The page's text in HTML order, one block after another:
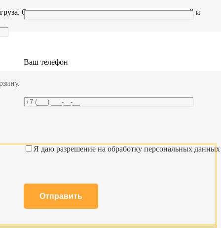
Ваш телефон
Я даю разрешение на обработку персональных данных
Он ускоряет процесс погрузки, сокращает простой и
за «зуб» храповика. В зависимости от модели